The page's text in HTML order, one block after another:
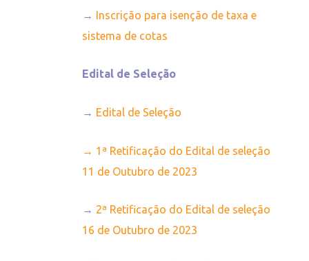
→ Inscrição para isenção de taxa e
sistema de cotas
Edital de Seleção
→ Edital de Seleção
→ 1ª Retificação do Edital de seleção
11 de Outubro de 2023
→ 2ª Retificação do Edital de seleção
16 de Outubro de 2023